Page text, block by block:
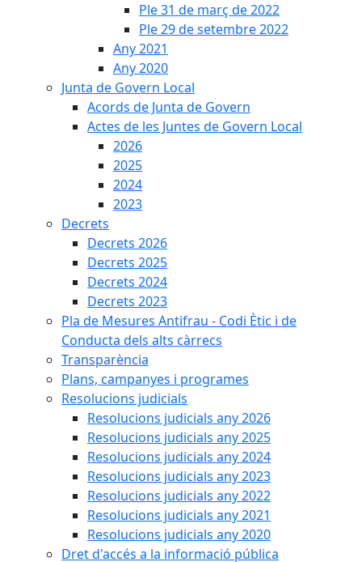
Ple 31 de març de 2022
Ple 29 de setembre 2022
Any 2021
Any 2020
Junta de Govern Local
Acords de Junta de Govern
Actes de les Juntes de Govern Local
2026
2025
2024
2023
Decrets
Decrets 2026
Decrets 2025
Decrets 2024
Decrets 2023
Pla de Mesures Antifrau - Codi Ètic i de
Conducta dels alts càrrecs
Transparència
Plans, campanyes i programes
Resolucions judicials
Resolucions judicials any 2026
Resolucions judicials any 2025
Resolucions judicials any 2024
Resolucions judicials any 2023
Resolucions judicials any 2022
Resolucions judicials any 2021
Resolucions judicials any 2020
Dret d'accés a la informació pública